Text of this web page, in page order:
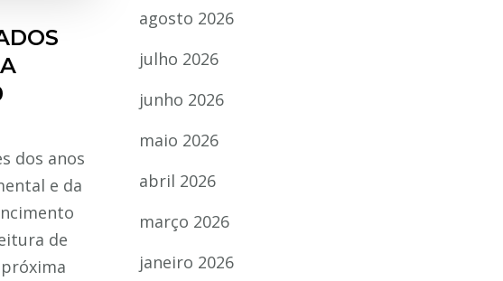
dos anos
e da
de
agosto 2026
julho 2026
junho 2026
maio 2026
abril 2026
março 2026
janeiro 2026